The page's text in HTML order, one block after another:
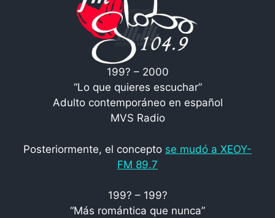
199? – 2000
“Lo que quieres escuchar”
Adulto contemporáneo en español
MVS Radio
Posteriormente, el concepto se mudó a XEOY-
FM 89.7
199? – 199?
“Más romántica que nunca”